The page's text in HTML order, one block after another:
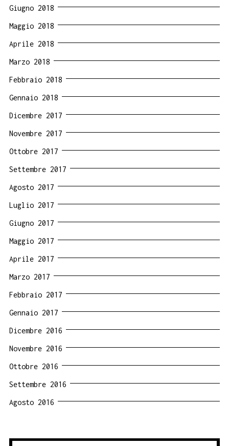
Giugno 2018
Maggio 2018
Aprile 2018
Marzo 2018
Febbraio 2018
Gennaio 2018
Dicembre 2017
Novembre 2017
Ottobre 2017
Settembre 2017
Agosto 2017
Luglio 2017
Giugno 2017
Maggio 2017
Aprile 2017
Marzo 2017
Febbraio 2017
Gennaio 2017
Dicembre 2016
Novembre 2016
Ottobre 2016
Settembre 2016
Agosto 2016